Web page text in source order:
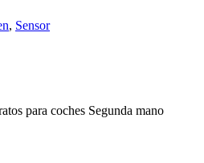
, Sensor